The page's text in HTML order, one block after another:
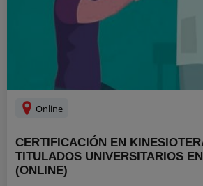
Online
CERTIFICACIÓN EN
TITULADOS UNIVERSITARIOS
(ONLINE)